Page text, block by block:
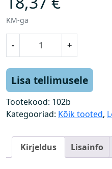
KM-ga
-
k
o
g
+
Lisa tellimusele
Tootekood: 102b
Kategooriad: Kõik tooted,
Kirjeldus Lisainfo